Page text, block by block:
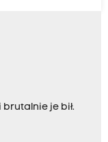
je bił.